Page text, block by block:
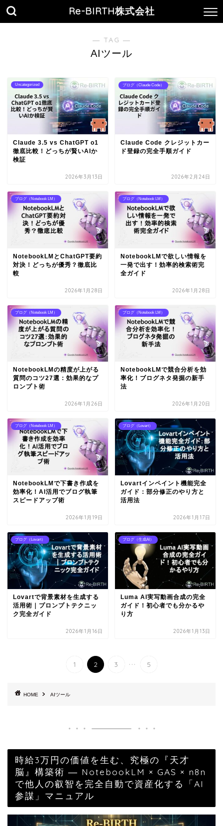
Re-BIRTH株式会社
― TAG ―
AIツール
Uncategorized
Claude 3.5 vs ChatGPT o1
徹底比較！どっちが賢いAIか
検証
2026年3月13日
ブログ（Claude Code）
Claude Code クレジットカー
ド登録の完全手順ガイド
2026年2月24日
ブログ（Notebook LM）
NotebookLMとChatGPT要約
対決！どっちが優秀？徹底比
較
2026年1月28日
ブログ（Notebook LM）
NotebookLMで欲しい情報を
一発で出す！効率的検索術完
全ガイド
2026年1月28日
ブログ（Notebook LM）
NotebookLMの精度が上がる
質問のコツ27選：効果的なプ
ロンプト術
2026年1月26日
ブログ（Notebook LM）
NotebookLMで競合分析を効
率化！ブログネタ発掘の新手
法
2026年1月20日
ブログ（Notebook LM）
NotebookLMで下書き作成を
効率化！AI活用でブログ執筆
スピードアップ術
2026年1月19日
ブログ（Lovart）
Lovartインペイント機能完全
ガイド：部分修正のやり方と
活用法
2026年1月17日
ブログ（Lovart）
Lovartで背景素材を生成する
活用術｜プロンプトテクニッ
ク完全ガイド
2026年1月16日
ブログ（生成AI）
Luma AI実写動画合成の完全
ガイド！初心者でも分かるや
り方
2026年1月13日
1 2 3 ... 5
HOME AIツール
時給3万円の価値を生む、究極の『天才
脳』構築術 ― NotebookLM × GAS × n8n
で他人の叡智を完全自動で資産化する「AI
参謀」マニュアル